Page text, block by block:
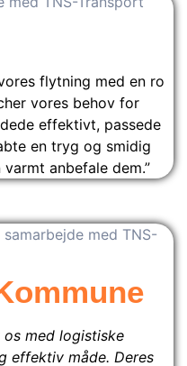
flytning med en ro
vores behov for
effektivt, passede
en tryg og smidig
anbefale dem.”
os med logistiske
effektiv måde. Deres